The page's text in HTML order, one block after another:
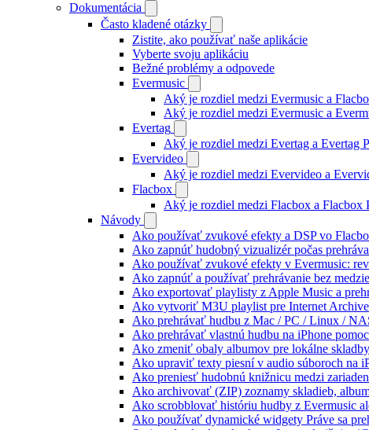
Dokumentácia
Často kladené otázky
Zistite, ako používať naše aplikácie
Vyberte svoju aplikáciu
Bežné problémy a odpovede
Evermusic
Aký je rozdiel medzi Evermusic a
Aký je rozdiel medzi Evermusic a
Evertag
Aký je rozdiel medzi Evertag a Evertag
Evervideo
Aký je rozdiel medzi Evervideo a
Flacbox
Aký je rozdiel medzi Flacbox a Flacbox
Návody
Ako používať zvukové efekty a DSP vo
Ako zapnúť hudobný vizualizér počas
Ako používať zvukové efekty v Evermusic:
Ako zapnúť a používať prehrávanie bez
Ako exportovať playlisty z Apple Music a
Ako vytvoriť M3U playlist pre Internet
Ako prehrávať hudbu z Mac / PC / Linux /
Ako prehrávať vlastnú hudbu na iPhone
Ako zmeniť obaly albumov pre lokálne
Ako upraviť texty piesní v audio súboroch na
Ako preniesť hudobnú knižnicu medzi
Ako archivovať (ZIP) zoznamy skladieb,
Ako scrobblovať históriu hudby z Evermusic
Ako používať dynamické widgety Práve sa